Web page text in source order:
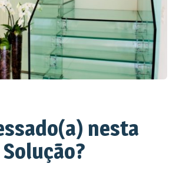
nesta
Solução?